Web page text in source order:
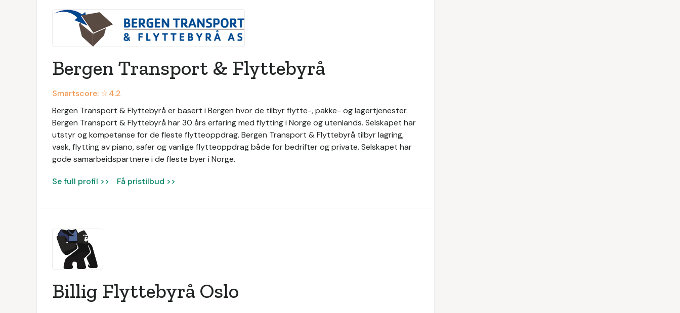
Bergen Transport & Flyttebyrå
Smartscore: ☆4.2
Bergen Transport & Flyttebyrå er basert i Bergen hvor de tilbyr flytte-, pakke- og lagertjenester.
Bergen Transport & Flyttebyrå har 30 års erfaring med flytting i Norge og utenlands. Selskapet har
utstyr og kompetanse for de fleste flytteoppdrag. Bergen Transport & Flyttebyrå tilbyr lagring,
vask, flytting av piano, safer og vanlige flytteoppdrag både for bedrifter og private. Selskapet har
gode samarbeidspartnere i de fleste byer i Norge.
Se full profil >> Få pristilbud >>
Billig Flyttebyrå Oslo